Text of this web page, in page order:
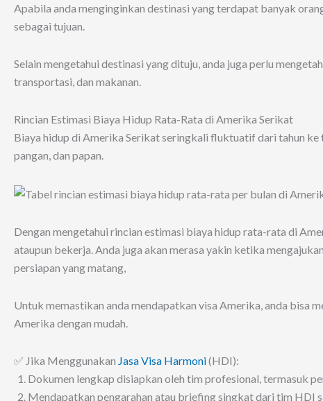
Apabila anda menginginkan destinasi yang terdapat banyak
sebagai tujuan.
Selain mengetahui destinasi yang dituju, anda juga perlu
transportasi, dan makanan.
Rincian Estimasi Biaya Hidup Rata-Rata di Amerika Serikat
Biaya hidup di Amerika Serikat seringkali fluktuatif dari tahun
pangan, dan papan.
Dengan mengetahui rincian estimasi biaya hidup rata-rata di
ataupun bekerja. Anda juga akan merasa yakin ketika
persiapan yang matang,
Untuk memastikan anda mendapatkan visa Amerika, anda bisa
Amerika dengan mudah.
✅ Jika Menggunakan Jasa Visa Harmoni(HDI):
Dokumen lengkap disiapkan oleh tim profesional, termasuk
Mendapatkan pengarahan atau briefing singkat dari tim HDI